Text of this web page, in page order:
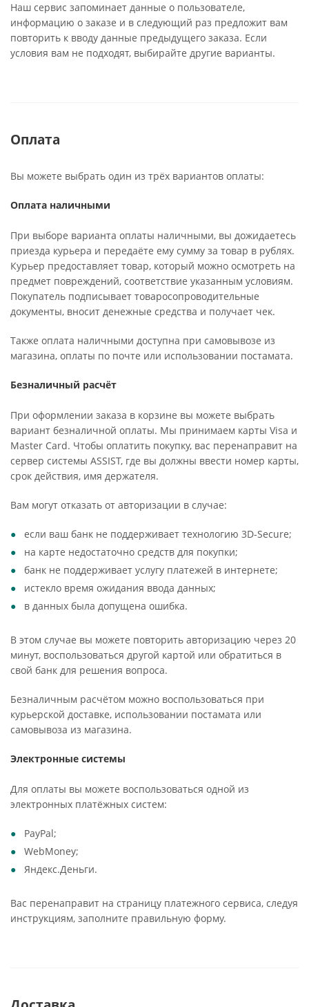
Наш сервис запоминает данные о пользователе,
информацию о заказе и в следующий раз предложит вам
повторить к вводу данные предыдущего заказа. Если
условия вам не подходят, выбирайте другие варианты.
Оплата
Вы можете выбрать один из трёх вариантов оплаты:
Оплата наличными
При выборе варианта оплаты наличными, вы дожидаетесь
приезда курьера и передаёте ему сумму за товар в рублях.
Курьер предоставляет товар, который можно осмотреть на
предмет повреждений, соответствие указанным условиям.
Покупатель подписывает товаросопроводительные
документы, вносит денежные средства и получает чек.
Также оплата наличными доступна при самовывозе из
магазина, оплаты по почте или использовании постамата.
Безналичный расчёт
При оформлении заказа в корзине вы можете выбрать
вариант безналичной оплаты. Мы принимаем карты Visa и
Master Card. Чтобы оплатить покупку, вас перенаправит на
сервер системы ASSIST, где вы должны ввести номер карты,
срок действия, имя держателя.
Вам могут отказать от авторизации в случае:
если ваш банк не поддерживает технологию 3D-Secure;
на карте недостаточно средств для покупки;
банк не поддерживает услугу платежей в интернете;
истекло время ожидания ввода данных;
в данных была допущена ошибка.
В этом случае вы можете повторить авторизацию через 20
минут, воспользоваться другой картой или обратиться в
свой банк для решения вопроса.
Безналичным расчётом можно воспользоваться при
курьерской доставке, использовании постамата или
самовывоза из магазина.
Электронные системы
Для оплаты вы можете воспользоваться одной из
электронных платёжных систем:
PayPal;
WebMoney;
Яндекс.Деньги.
Вас перенаправит на страницу платежного сервиса, следуя
инструкциям, заполните правильную форму.